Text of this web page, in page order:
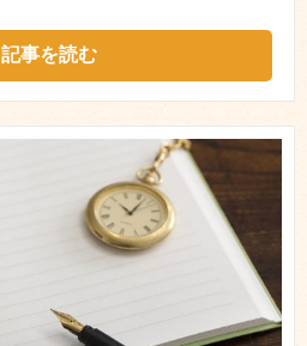
記事を読む